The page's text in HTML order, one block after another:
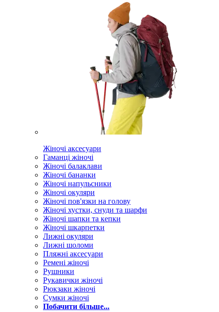
Жіночі аксесуари
Гаманці жіночі
Жіночі балаклави
Жіночі бананки
Жіночі напульсники
Жіночі окуляри
Жіночі пов'язки на голову
Жіночі хустки, снуди та шарфи
Жіночі шапки та кепки
Жіночі шкарпетки
Лижні окуляри
Лижні шоломи
Пляжні аксесуари
Ремені жіночі
Рушники
Рукавички жіночі
Рюкзаки жіночі
Сумки жіночі
Побачити більше...